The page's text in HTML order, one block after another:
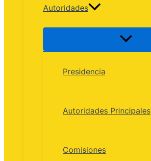
Autoridades
Presidencia
Autoridades Principales
Comisiones